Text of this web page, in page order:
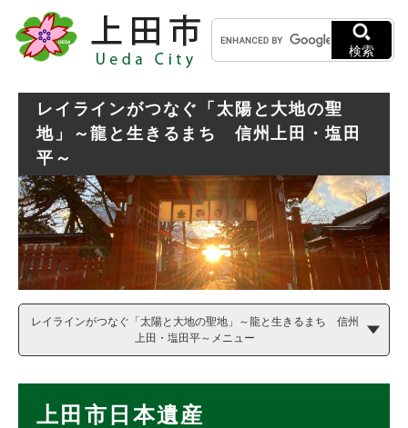
メニューを飛ばして本文へ
キ
ー
ワ
ド
索
検索
レイラインがつなぐ「太陽と大地の聖
地」～龍と生きるまち 信州上田・塩田
平～
レイラインがつなぐ「太陽と大地の聖地」～龍と生きるまち 信州
上田・塩田平～メニュー
上田市日本遺産